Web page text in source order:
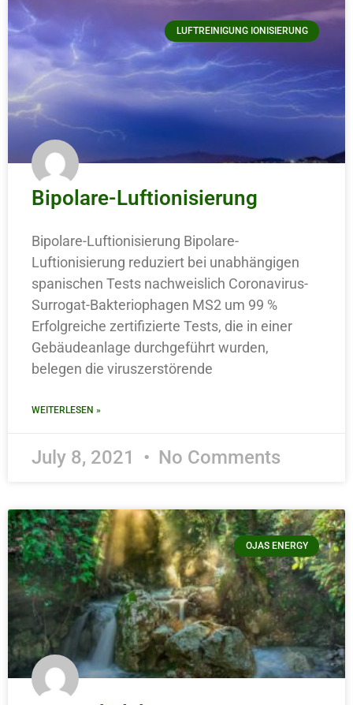
LUFTREINIGUNG IONISIERUNG
Bipolare-Luftionisierung
Bipolare-Luftionisierung Bipolare-
Luftionisierung reduziert bei unabhängigen
spanischen Tests nachweislich Coronavirus-
Surrogat-Bakteriophagen MS2 um 99 %
Erfolgreiche zertifizierte Tests, die in einer
Gebäudeanlage durchgeführt wurden,
belegen die viruszerstörende
WEITERLESEN »
July 8, 2021 No Comments
OJAS ENERGY